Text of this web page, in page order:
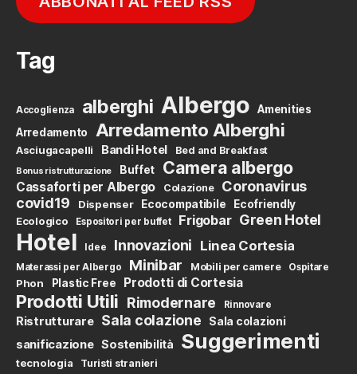
Tag
Accoglienza alberghi Albergo
Amenities
Arredamento
Arredamento Alberghi
Asciugacapelli Bandi Hotel Bed and Breakfast
Bonus ristrutturazione Buffet Camera albergo
Cassaforti per Albergo Colazione
Coronavirus
covid19
Dispenser Ecocompatibile
Ecofriendly
Ecologico
Espositori per buffet Frigobar Green Hotel
Hotel Idee Innovazioni Linea Cortesia
Materassi per Albergo Minibar Mobili per camere Ospitare
Phon Plastic Free Prodotti di Cortesia
Prodotti Utili Rimodernare Rinnovare
Ristrutturare Sala colazione Sala colazioni
sanificazione Sostenibilità Suggerimenti
tecnologia Turisti stranieri